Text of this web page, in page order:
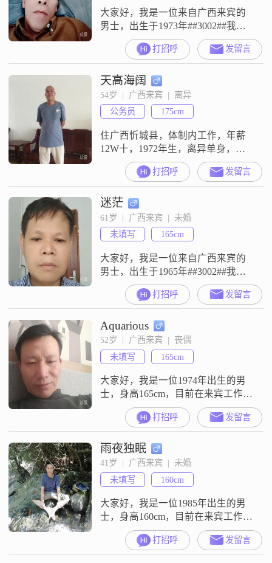
大家好，我是一位来自广西来宾的
男士，出生于1973年##3002##我的
身高是156厘米，可能在人群中不是
特别显眼，但我相信，内在的品质
比外在的身高更加重要##3002##我
目前的工作收入在3000元以下，虽
然不算高薪，但我满足于现在的生
活状态，我会努力工作，为家庭付
出的形象##3002##我学历是中专，
但我一直保持着
打招呼 发留言
天高海阔
54岁  |  广西来宾  |  离异
公务员
175cm
住广西忻城县，体制内工作，年薪
12W十，1972年生，离异单身，找
对象##3002##我工作地点不在上海
##3002##
打招呼 发留言
迷茫
61岁  |  广西来宾  |  未婚
未填写
165cm
大家好，我是一位来自广西来宾的
男士，出生于1965年##3002##我的
身高大约是165厘米，可能在人群中
不是特别显眼，但我相信，一个人
的魅力并不仅仅在于外在的身高
##3002##我目前的工作收入在3000
元以下，虽然不算富裕，但我足够
努力，能够自给自足，并且我始终
保持着积极向上的生活态度
##3002##我的学历是高中
打招呼 发留言
Aquarious
52岁  |  广西来宾  |  丧偶
未填写
165cm
大家好，我是一位1974年出生的男
士，身高165cm，目前在来宾工作
##3002##我的月收入在8001到12000
元之间，虽然学历是高中及以下，
但我一直保持着积极向上的生活态
度##3002##我性格外向，喜欢与人
交流，健谈的我总能轻松地与不同
的人找到共同话题##3002##在生活
和工作中，我非常重视责任感，无
论是对待
打招呼 发留言
雨夜独眠
41岁  |  广西来宾  |  未婚
未填写
160cm
大家好，我是一位1985年出生的男
士，身高160cm，目前在来宾工作
##3002##我的月收入在3001到5000
元之间，学历是中专##3002##我性
格随和，容易相处，生活中我非常
打招呼 发留言